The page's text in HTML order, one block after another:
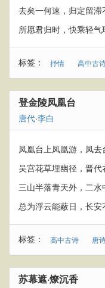
去矣一何速，归定留滞
所愿君归时，快乘轻气
标签： 抒情 高中古
登金陵凤凰台
唐代·李白
凤凰台上凤凰游，凤去
吴宫花草埋幽径，晋代
三山半落青天外，二
总为浮云能蔽日，长安
标签： 高中古诗 唐
苏幕遮·燎沉香